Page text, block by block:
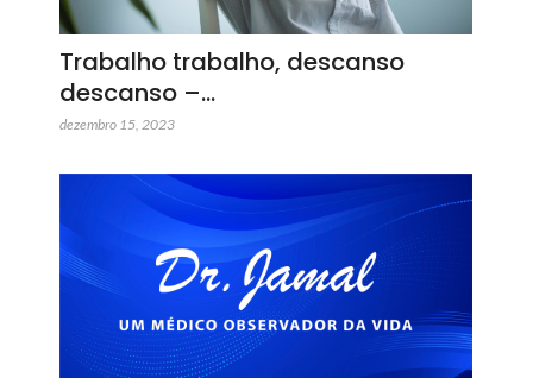
Trabalho trabalho, descanso
descanso –…
dezembro 15, 2023